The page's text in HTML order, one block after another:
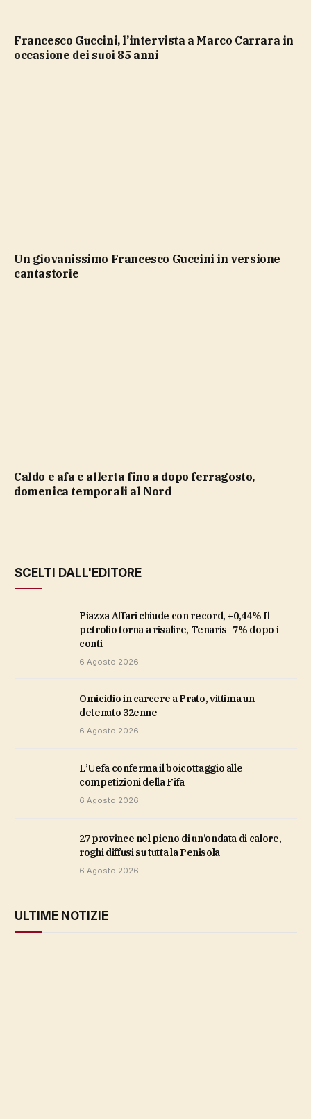
Francesco Guccini, l’intervista a Marco Carrara in
occasione dei suoi 85 anni
un giovanissimo Francesco Guccini in versione
cantastorie
caldo e afa e allerta fino a dopo ferragosto,
domenica temporali al Nord
SCELTI DALL'EDITORE
Piazza Affari chiude con record, +0,44% Il
petrolio torna a risalire, Tenaris -7% dopo i
conti
6 Agosto 2026
Omicidio in carcere a Prato, vittima un
detenuto 32enne
6 Agosto 2026
L’Uefa conferma il boicottaggio alle
competizioni della Fifa
6 Agosto 2026
27 province nel pieno di un’ondata di calore,
roghi diffusi su tutta la Penisola
6 Agosto 2026
ULTIME NOTIZIE